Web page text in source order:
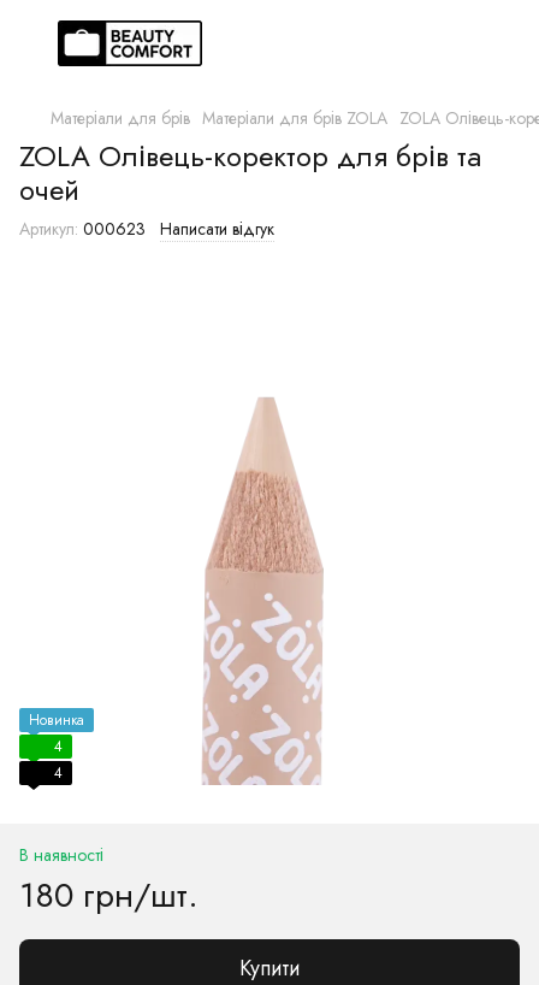
Матеріали для брів Матеріали для брів ZOLA ZOLA Олівець-
ZOLA Олівець-коректор для брів та
очей
Артикул: 000623 Написати відгук
Новинка
4
4
В наявності
180 грн/шт.
Купити